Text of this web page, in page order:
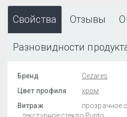
Свойства Отзывы
Разновидности
Бренд
Cezares
Цвет профиля
хром
Витраж
прозрачное